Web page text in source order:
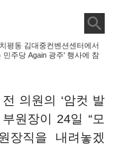
평동 김대중컨벤션센터에서
주당 Again 광주' 행사에 참
의원의 ‘암컷 발
원장이 24일 “모
장직을 내려놓겠